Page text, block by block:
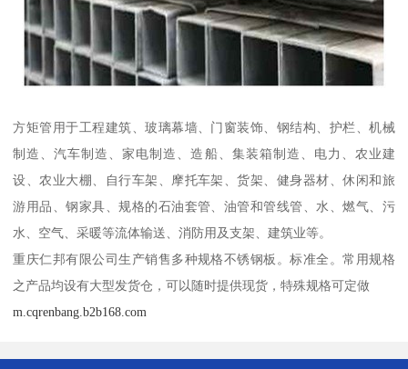
方矩管用于工程建筑、玻璃幕墙、门窗装饰、钢结构、护栏、机械
制造、汽车制造、家电制造、造船、集装箱制造、电力、农业建
设、农业大棚、自行车架、摩托车架、货架、健身器材、休闲和旅
游用品、钢家具、规格的石油套管、油管和管线管、水、燃气、污
水、空气、采暖等流体输送、消防用及支架、建筑业等。
重庆仁邦有限公司生产销售多种规格不锈钢板。标准全。常用规格
之产品均设有大型发货仓，可以随时提供现货，特殊规格可定做
m.cqrenbang.b2b168.com